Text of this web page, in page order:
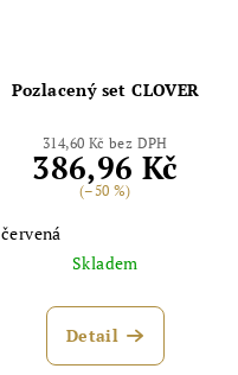
Pozlacený set CLOVER
314,60 Kč bez DPH
386,96 Kč
(–50 %)
červená
Skladem
Detail